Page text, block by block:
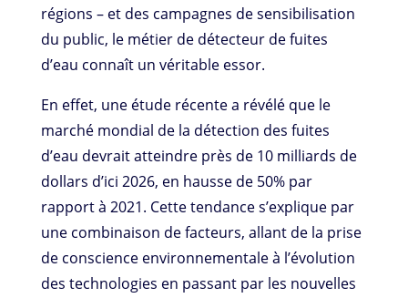
régions – et des campagnes de sensibilisation
du public, le métier de détecteur de fuites
d’eau connaît un véritable essor.
En effet, une étude récente a révélé que le
marché mondial de la détection des fuites
d’eau devrait atteindre près de 10 milliards de
dollars d’ici 2026, en hausse de 50% par
rapport à 2021. Cette tendance s’explique par
une combinaison de facteurs, allant de la prise
de conscience environnementale à l’évolution
des technologies en passant par les nouvelles